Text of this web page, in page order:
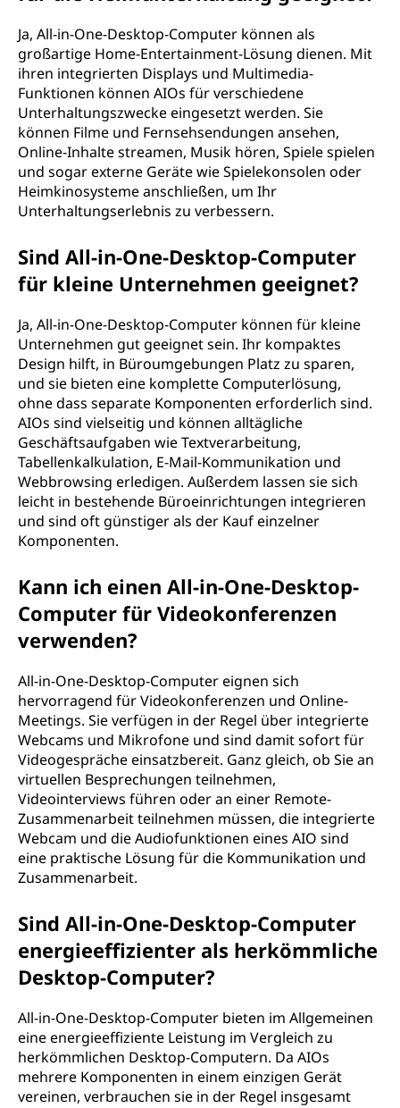
Ja, All-in-One-Desktop-Computer können als
großartige Home-Entertainment-Lösung dienen. Mit
ihren integrierten Displays und Multimedia-
Funktionen können AIOs für verschiedene
Unterhaltungszwecke eingesetzt werden. Sie
können Filme und Fernsehsendungen ansehen,
Online-Inhalte streamen, Musik hören, Spiele spielen
und sogar externe Geräte wie Spielekonsolen oder
Heimkinosysteme anschließen, um Ihr
Unterhaltungserlebnis zu verbessern.
Sind All-in-One-Desktop-Computer
für kleine Unternehmen geeignet?
Ja, All-in-One-Desktop-Computer können für kleine
Unternehmen gut geeignet sein. Ihr kompaktes
Design hilft, in Büroumgebungen Platz zu sparen,
und sie bieten eine komplette Computerlösung,
ohne dass separate Komponenten erforderlich sind.
AIOs sind vielseitig und können alltägliche
Geschäftsaufgaben wie Textverarbeitung,
Tabellenkalkulation, E-Mail-Kommunikation und
Webbrowsing erledigen. Außerdem lassen sie sich
leicht in bestehende Büroeinrichtungen integrieren
und sind oft günstiger als der Kauf einzelner
Komponenten.
Kann ich einen All-in-One-Desktop-
Computer für Videokonferenzen
verwenden?
All-in-One-Desktop-Computer eignen sich
hervorragend für Videokonferenzen und Online-
Meetings. Sie verfügen in der Regel über integrierte
Webcams und Mikrofone und sind damit sofort für
Videogespräche einsatzbereit. Ganz gleich, ob Sie an
virtuellen Besprechungen teilnehmen,
Videointerviews führen oder an einer Remote-
Zusammenarbeit teilnehmen müssen, die integrierte
Webcam und die Audiofunktionen eines AIO sind
eine praktische Lösung für die Kommunikation und
Zusammenarbeit.
Sind All-in-One-Desktop-Computer
energieeffizienter als herkömmliche
Desktop-Computer?
All-in-One-Desktop-Computer bieten im Allgemeinen
eine energieeffiziente Leistung im Vergleich zu
herkömmlichen Desktop-Computern. Da AIOs
mehrere Komponenten in einem einzigen Gerät
vereinen, verbrauchen sie in der Regel insgesamt